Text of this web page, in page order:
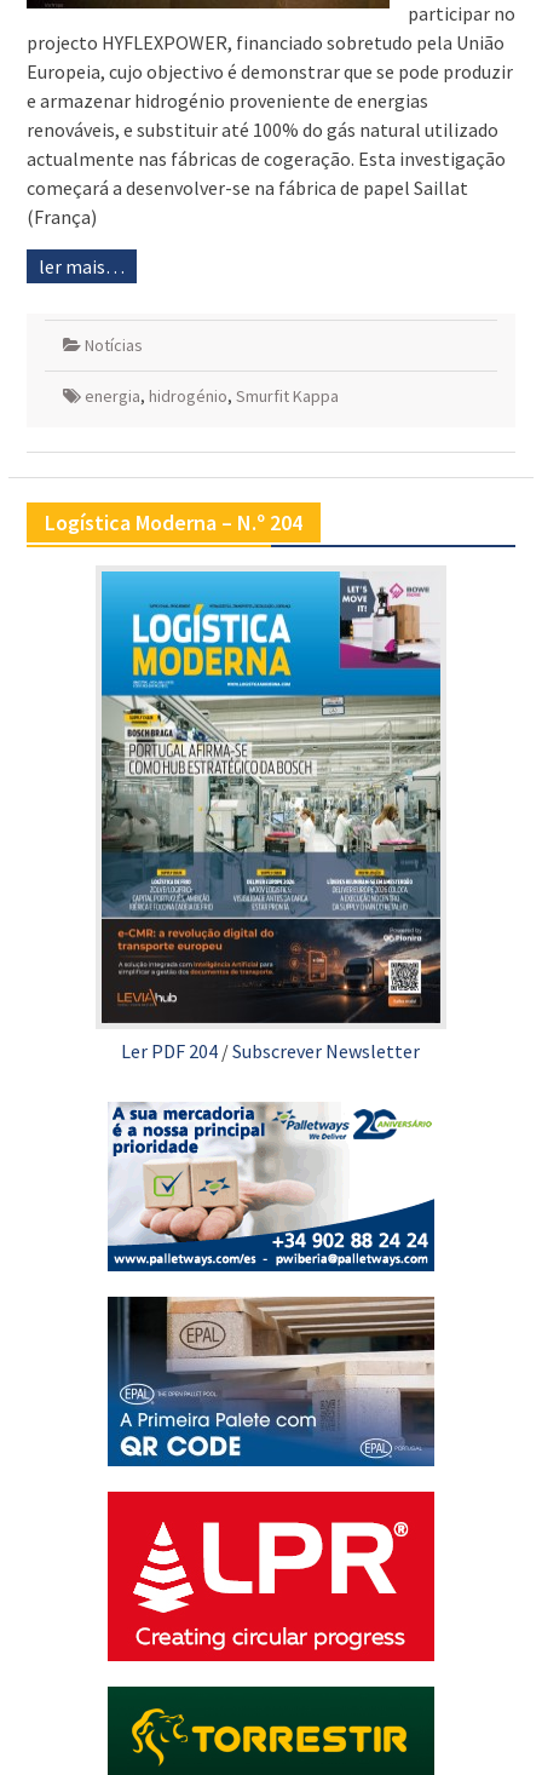
participar no
projecto HYFLEXPOWER, financiado sobretudo pela União
Europeia, cujo objectivo é demonstrar que se pode produzir
e armazenar hidrogénio proveniente de energias
renováveis, e substituir até 100% do gás natural utilizado
actualmente nas fábricas de cogeração. Esta investigação
começará a desenvolver-se na fábrica de papel Saillat
(França)
ler mais…
Notícias
energia, hidrogénio, Smurfit Kappa
Logística Moderna – N.º 204
Ler PDF 204 /Subscrever Newsletter